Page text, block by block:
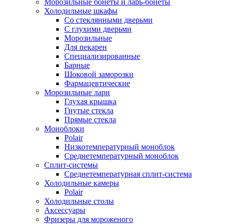
Холодильные шкафы
Со стеклянными дверьми
С глухими дверьми
Морозильные
Для пекарен
Специализированные
Барные
Шоковой заморозки
Фармацевтические
Морозильные лари
Глухая крышка
Гнутые стекла
Прямые стекла
Моноблоки
Polair
Низкотемпературный моноблок
Среднетемпературный моноблок
Сплит-системы
Среднетемпературная сплит-система
Холодильные камеры
Polair
Холодильные столы
Аксессуары
Фризеры для мороженого